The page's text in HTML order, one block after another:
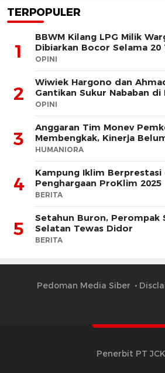
TERPOPULER
1
BBWM Kilang LPG Milik
Dibiarkan Bocor Selama 20
OPINI
2
Wiwiek Hargono dan
Gantikan Sukur Nababan di
OPINI
3
Anggaran Tim Monev
Membengkak, Kinerja
HUMANIORA
4
Kampung Iklim Berprestasi
Penghargaan ProKlim 2025
BERITA
5
Setahun Buron, Perompak
Selatan Tewas Didor
BERITA
Pedoman Media Siber
Penerbit PT JCK